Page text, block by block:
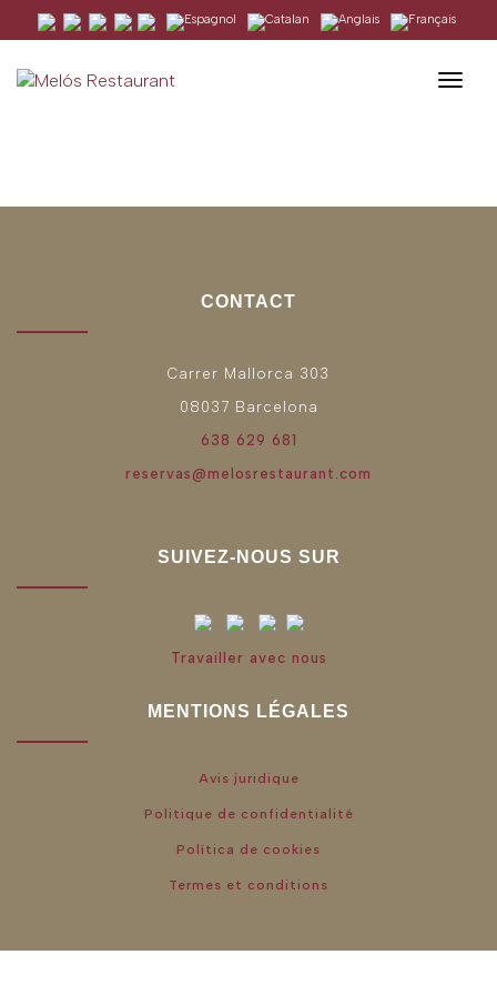
Votre panier est actuellement vide.
CONTACT
Carrer Mallorca 303
08037 Barcelona
638 629 681
reservas@melosrestaurant.com
SUIVEZ-NOUS SUR
Travailler avec nous
MENTIONS LÉGALES
Avis juridique
Politique de confidentialité
Política de cookies
Termes et conditions